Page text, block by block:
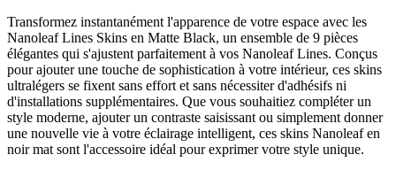
Transformez instantanément l'apparence de votre espace avec les
Nanoleaf Lines Skins en Matte Black, un ensemble de 9 pièces
élégantes qui s'ajustent parfaitement à vos Nanoleaf Lines. Conçus
pour ajouter une touche de sophistication à votre intérieur, ces skins
ultralégers se fixent sans effort et sans nécessiter d'adhésifs ni
d'installations supplémentaires. Que vous souhaitiez compléter un
style moderne, ajouter un contraste saisissant ou simplement donner
une nouvelle vie à votre éclairage intelligent, ces skins Nanoleaf en
noir mat sont l'accessoire idéal pour exprimer votre style unique.